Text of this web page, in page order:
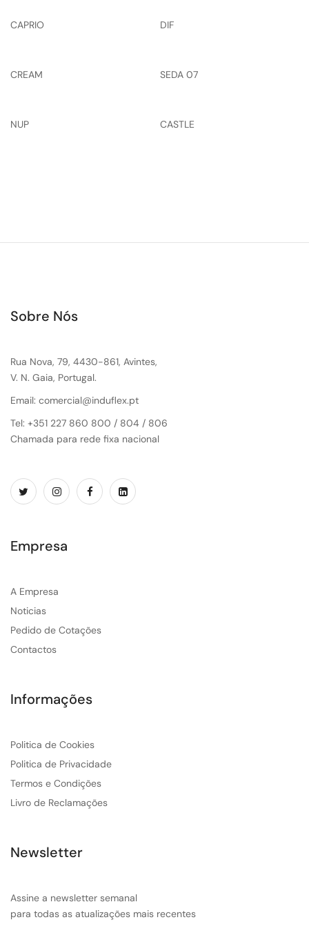
CAPRIO DIF
CREAM SEDA 07
NUP CASTLE
Sobre Nós
Rua Nova, 79, 4430-861, Avintes,
V. N. Gaia, Portugal.
Email: comercial@induflex.pt
Tel: +351 227 860 800 / 804 / 806
Chamada para rede fixa nacional
Empresa
A Empresa
Noticias
Pedido de Cotações
Contactos
Informações
Politica de Cookies
Politica de Privacidade
Termos e Condições
Livro de Reclamações
Newsletter
Assine a newsletter semanal
para todas as atualizações mais recentes